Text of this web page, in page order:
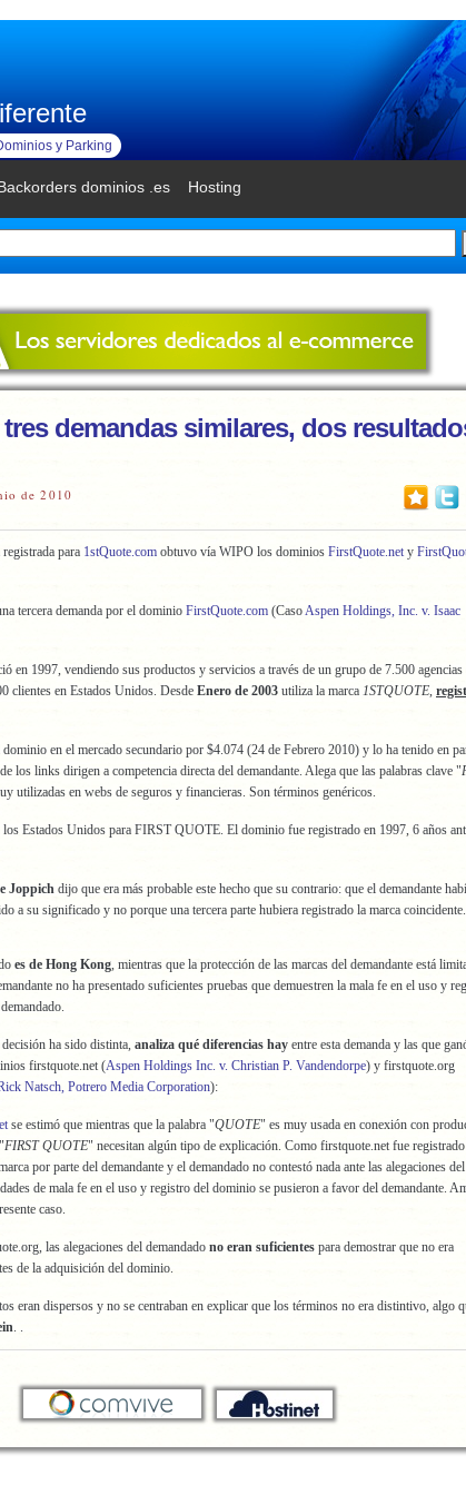
y Parking
dominios .es Hosting
demandas similares, dos
de 2010
para 1stQuote.com obtuvo vía WIPO los dominios FirstQuote.net y
tercera demanda por el dominio FirstQuote.com (CasoAspen Holdings, Inc. v. Isaac
en 1997, vendiendo sus productos y servicios a través de un grupo de 7.500 agencias
clientes en Estados Unidos. Desde Enero de 2003 utiliza la marca 1STQUOTE,
en el mercado secundario por $4.074 (24 de Febrero 2010) y lo ha tenido en
los links dirigen a competencia directa del demandante. Alega que las palabras clave "
utilizadas en webs de seguros y financieras. Son términos genéricos.
los Estados Unidos para FIRST QUOTE. El dominio fue registrado en 1997, 6 años
Joppich dijo que era más probable este hecho que su contrario: que el demandante
a su significado y no porque una tercera parte hubiera registrado la marca coincidente.
es de Hong Kong, mientras que la protección de las marcas del demandante está
no ha presentado suficientes pruebas que demuestren la mala fe en el uso y
ha sido distinta, analiza qué diferencias hay entre esta demanda y las que
firstquote.net (Aspen Holdings Inc. v. Christian P. Vandendorpe) y firstquote.org
Natsch, Potrero Media Corporation):
se estimó que mientras que la palabra "QUOTE" es muy usada en conexión con
FIRST QUOTE" necesitan algún tipo de explicación. Como firstquote.net fue
por parte del demandante y el demandado no contestó nada ante las alegaciones del
de mala fe en el uso y registro del dominio se pusieron a favor del demandante.
caso.
las alegaciones del demandado no eran suficientes para demostrar que no era
de la adquisición del dominio.
eran dispersos y no se centraban en explicar que los términos no era distintivo, algo
. .